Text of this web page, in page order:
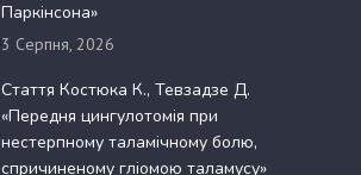
Паркінсона»
3 Серпня, 2026
Стаття Костюка К., Тевзадзе Д.
«Передня цингулотомія при
нестерпному таламічному болю,
спричиненому гліомою таламусу»